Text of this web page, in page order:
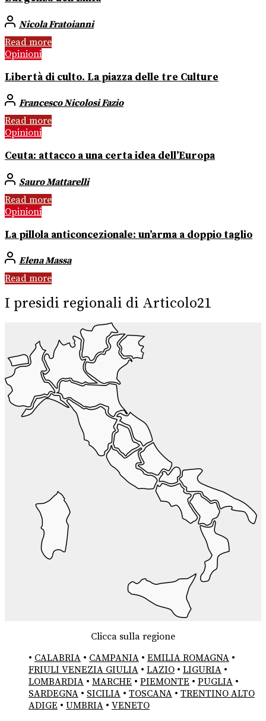
Nicola Fratoianni
Read more
Opinioni
Libertà di culto. La piazza delle tre Culture
Francesco Nicolosi Fazio
Read more
Opinioni
Ceuta: attacco a una certa idea dell’Europa
Sauro Mattarelli
Read more
Opinioni
La pillola anticoncezionale: un’arma a doppio taglio
Elena Massa
Read more
I presidi regionali di Articolo21
Clicca sulla regione
• CALABRIA • CAMPANIA • EMILIA ROMAGNA •
FRIULI VENEZIA GIULIA • LAZIO • LIGURIA •
LOMBARDIA • MARCHE • PIEMONTE • PUGLIA •
SARDEGNA • SICILIA • TOSCANA • TRENTINO ALTO
ADIGE • UMBRIA • VENETO